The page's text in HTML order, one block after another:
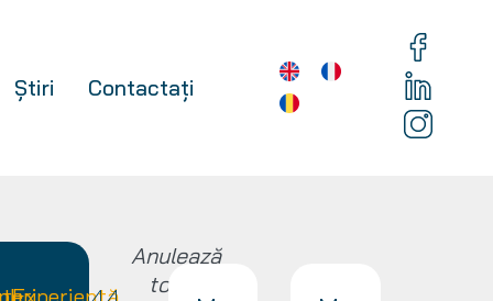
Știri Contactați
Anulează
toate